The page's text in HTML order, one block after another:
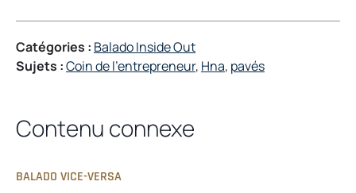
Catégories : Balado Inside Out
Sujets :Coin de l’entrepreneur, Hna, pavés
Contenu connexe
BALADO VICE-VERSA